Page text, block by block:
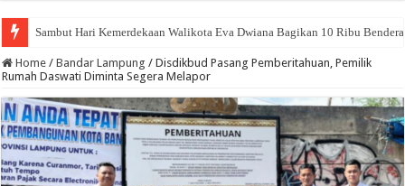
Sambut Hari Kemerdekaan Walikota Eva Dwiana Bagikan 10 Ribu
Home / Bandar Lampung / Disdikbud Pasang Pemberitahuan, Pemilik
Rumah Daswati Diminta Segera Melapor